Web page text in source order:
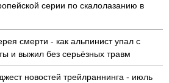
серии по скалолазанию в
смерти - как альпинист упал с
и выжил без серьёзных травм
новостей трейлраннинга - июль